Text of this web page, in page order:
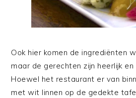
Ook hier komen de ingrediënten
maar de gerechten zijn heerlijk en
Hoewel het restaurant er van
met wit linnen op de gedekte